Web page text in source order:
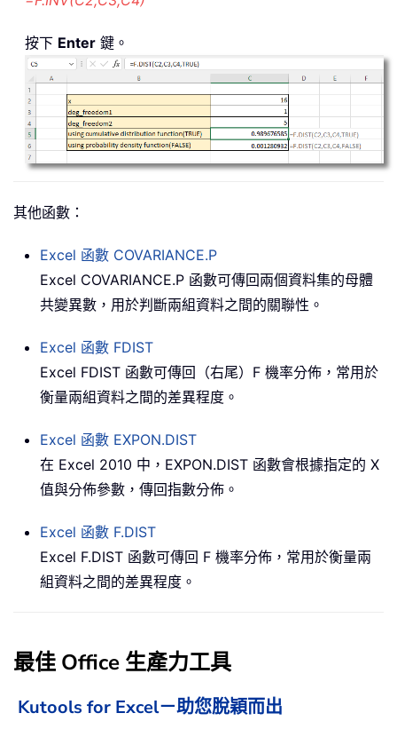
按下 Enter 鍵。
其他函數：
Excel 函數 COVARIANCE.P
Excel COVARIANCE.P 函數可傳回兩個資料集的母體
共變異數，用於判斷兩組資料之間的關聯性。
Excel 函數 FDIST
Excel FDIST 函數可傳回（右尾）F 機率分佈，常用於
衡量兩組資料之間的差異程度。
Excel 函數 EXPON.DIST
在 Excel 2010 中，EXPON.DIST 函數會根據指定的 X
值與分佈參數，傳回指數分佈。
Excel 函數 F.DIST
Excel F.DIST 函數可傳回 F 機率分佈，常用於衡量兩
組資料之間的差異程度。
最佳 Office 生產力工具
Kutools for Excel－助您脫穎而出